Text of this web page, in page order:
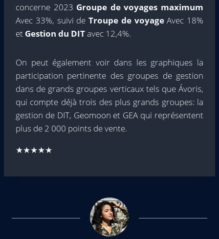
concerne 2023 Groupe de voyages maximum
Avec 33%, suivi de Troupe de voyageAvec 18%
et Gestion du DITavec 12,4%.
On peut également voir dans les graphiques la
participation pertinente des groupes de gestion
dans de grands groupes verticaux tels que Ávoris,
qui compte déjà trois des plus grands groupes: la
gestion de DIT, Geomoon et GEA qui représentent
plus de 2 000 points de vente.
★★★★★